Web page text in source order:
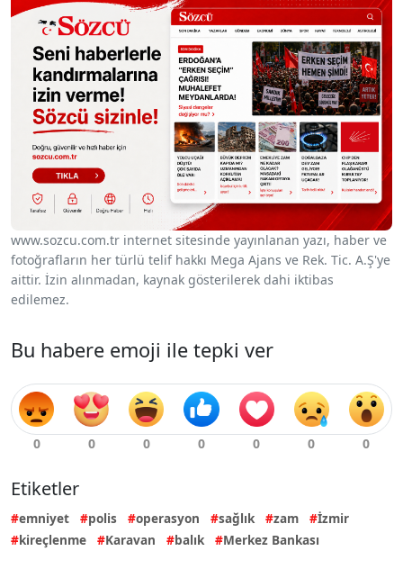
www.sozcu.com.tr internet sitesinde yayınlanan yazı, haber ve
fotoğrafların her türlü telif hakkı Mega Ajans ve Rek. Tic. A.Ş'ye
aittir. İzin alınmadan, kaynak gösterilerek dahi iktibas
edilemez.
Bu habere emoji ile tepki ver
Etiketler
emniyet polis operasyon sağlık zam
İzmir
kireçlenme
Karavan balık Merkez Bankası